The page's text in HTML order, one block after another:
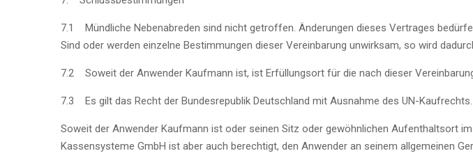
7.1 Mündliche Nebenabreden sind nicht getroffen. Änderungen dieses Vertrages
Sind oder werden einzelne Bestimmungen dieser Vereinbarung unwirksam, so wird
7.2 Soweit der Anwender Kaufmann ist, ist Erfüllungsort für die nach dieser
7.3 Es gilt das Recht der Bundesrepublik Deutschland mit Ausnahme des UN-Kaufrechts.
Soweit der Anwender Kaufmann ist oder seinen Sitz oder gewöhnlichen Aufenthaltsort
Kassensysteme GmbH ist aber auch berechtigt, den Anwender an seinem allgemeinen